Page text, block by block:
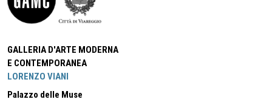
GALLERIA D'ARTE MODERNA
E CONTEMPORANEA
LORENZO VIANI
Palazzo delle Muse